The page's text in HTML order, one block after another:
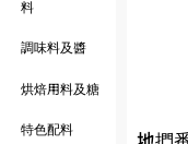
料
調味料及醬
烘焙用料及糖
特色配料